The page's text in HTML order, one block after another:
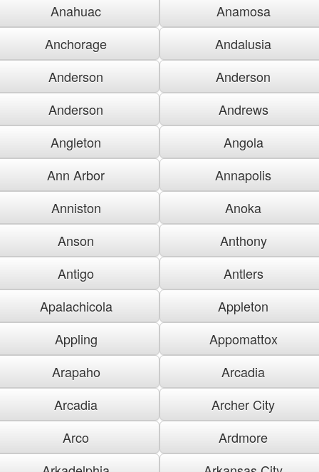
Anahuac
Anamosa
Anchorage
Andalusia
Anderson
Anderson
Anderson
Andrews
Angleton
Angola
Ann Arbor
Annapolis
Anniston
Anoka
Anson
Anthony
Antigo
Antlers
Apalachicola
Appleton
Appling
Appomattox
Arapaho
Arcadia
Arcadia
Archer City
Arco
Ardmore